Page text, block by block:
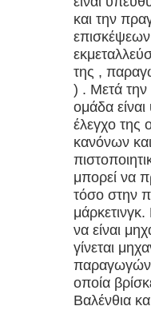
και την
επισκέψεων
της ,
) . Μετά την
ομάδα
έλεγχο της
κανόνων
μπορεί να
τόσο στην
να είναι
γίνεται
οποία
Βαλένθια